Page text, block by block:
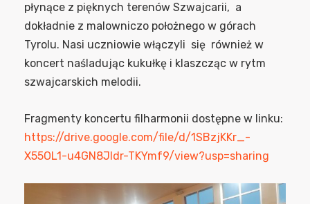
płynące z pięknych terenów Szwajcarii, a
dokładnie z malowniczo położnego w górach
Tyrolu. Nasi uczniowie włączyli się również w
koncert naśladując kukułkę i klaszcząc w rytm
szwajcarskich melodii.
Fragmenty koncertu filharmonii dostępne w linku:
https://drive.google.com/file/d/1SBzjKKr_-
X55OL1-u4GN8JIdr-TKYmf9/view?usp=sharing